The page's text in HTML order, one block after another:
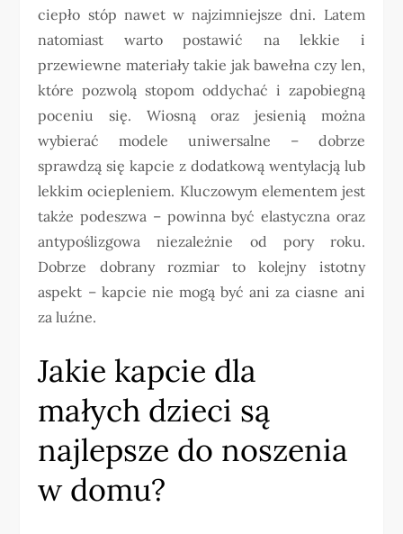
ciepło stóp nawet w najzimniejsze dni. Latem
natomiast warto postawić na lekkie i
przewiewne materiały takie jak bawełna czy len,
które pozwolą stopom oddychać i zapobiegną
poceniu się. Wiosną oraz jesienią można
wybierać modele uniwersalne – dobrze
sprawdzą się kapcie z dodatkową wentylacją lub
lekkim ociepleniem. Kluczowym elementem jest
także podeszwa – powinna być elastyczna oraz
antypoślizgowa niezależnie od pory roku.
Dobrze dobrany rozmiar to kolejny istotny
aspekt – kapcie nie mogą być ani za ciasne ani
za luźne.
Jakie kapcie dla
małych dzieci są
najlepsze do noszenia
w domu?